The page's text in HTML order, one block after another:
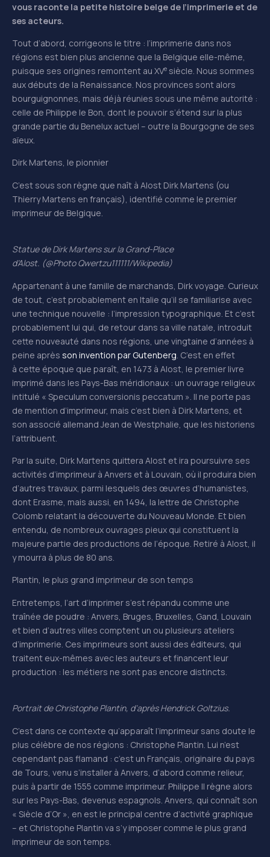
vous raconte la petite histoire belge de l’imprimerie et de
ses acteurs.
Tout d’abord, corrigeons le titre : l’imprimerie dans nos
régions est bien plus ancienne que la Belgique elle-même,
puisque ses origines remontent au XVe siècle. Nous sommes
aux débuts de la Renaissance. Nos provinces sont alors
bourguignonnes, mais déjà réunies sous une même autorité :
celle de Philippe le Bon, dont le pouvoir s’étend sur la plus
grande partie du Benelux actuel – outre la Bourgogne de ses
aïeux.
Dirk Martens, le pionnier
C’est sous son règne que naît à Alost Dirk Martens (ou
Thierry Martens en français), identifié comme le premier
imprimeur de Belgique.
Statue de Dirk Martens sur la Grand-Place
d’Alost. (@Photo Qwertzu111111/Wikipedia)
Appartenant à une famille de marchands, Dirk voyage. Curieux
de tout, c’est probablement en Italie qu’il se familiarise avec
une technique nouvelle : l’impression typographique. Et c’est
probablement lui qui, de retour dans sa ville natale, introduit
cette nouveauté dans nos régions, une vingtaine d’années à
peine après son invention par Gutenberg . C’est en effet
à cette époque que paraît, en 1473 à Alost, le premier livre
imprimé dans les Pays-Bas méridionaux : un ouvrage religieux
intitulé « Speculum conversionis peccatum ». Il ne porte pas
de mention d’imprimeur, mais c’est bien à Dirk Martens, et
son associé allemand Jean de Westphalie, que les historiens
l’attribuent.
Par la suite, Dirk Martens quittera Alost et ira poursuivre ses
activités d’imprimeur à Anvers et à Louvain, où il produira bien
d’autres travaux, parmi lesquels des œuvres d’humanistes,
dont Erasme, mais aussi, en 1494, la lettre de Christophe
Colomb relatant la découverte du Nouveau Monde. Et bien
entendu, de nombreux ouvrages pieux qui constituent la
majeure partie des productions de l’époque. Retiré à Alost, il
y mourra à plus de 80 ans.
Plantin, le plus grand imprimeur de son temps
Entretemps, l’art d’imprimer s’est répandu comme une
traînée de poudre : Anvers, Bruges, Bruxelles, Gand, Louvain
et bien d’autres villes comptent un ou plusieurs ateliers
d’imprimerie. Ces imprimeurs sont aussi des éditeurs, qui
traitent eux-mêmes avec les auteurs et financent leur
production : les métiers ne sont pas encore distincts.
Portrait de Christophe Plantin, d’aprèsHendrickGoltzius.
C’est dans ce contexte qu’apparaît l’imprimeur sans doute le
plus célèbre de nos régions : Christophe Plantin. Lui n’est
cependant pas flamand : c’est un Français, originaire du pays
de Tours, venu s’installer à Anvers, d’abord comme relieur,
puis à partir de 1555 comme imprimeur. Philippe II règne alors
sur les Pays-Bas, devenus espagnols. Anvers, qui connaît son
« Siècle d’Or », en est le principal centre d’activité graphique
– et Christophe Plantin va s’y imposer comme le plus grand
imprimeur de son temps.